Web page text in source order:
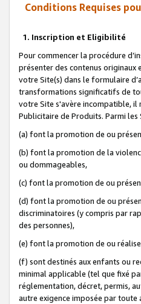
Conditions Requises
1. Inscription et Eligibilité
Pour commencer la procédure
présenter des contenus
votre Site(s) dans le formulaire
transformations significatifs de
votre Site s'avère incompatible, il
Publicitaire de Produits. Parmi
(a) font la promotion de ou
(b) font la promotion de la
ou dommageables,
(c) font la promotion de ou
(d) font la promotion de ou
discriminatoires (y compris par
des personnes),
(e) font la promotion de ou
(f) sont destinés aux enfants ou
minimal applicable (tel que fixé
réglementation, décret, permis,
autre exigence imposée par